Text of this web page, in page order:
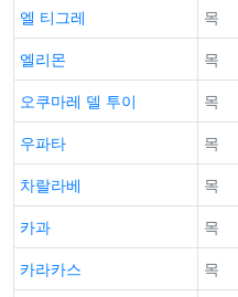
엘 티그레
목
엘리몬
목
오쿠마레 델 투이
목
우파타
목
차랄라베
목
카과
목
카라카스
목